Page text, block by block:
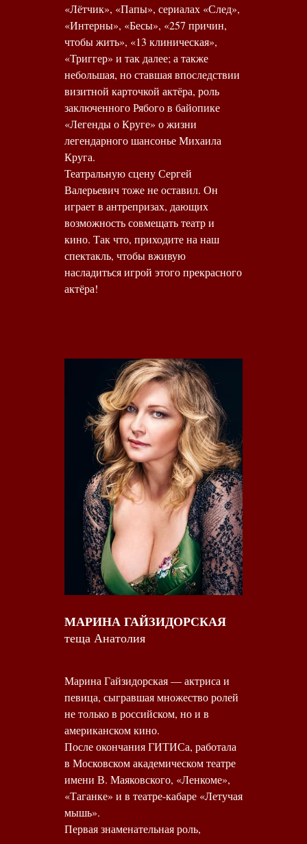
«Лётчик», «Папы», сериалах «След»,
«Интерны», «Бесы», «257 причин,
чтобы жить», «13 клиническая»,
«Триггер» и так далее; а также
небольшая, но ставшая впоследствии
визитной карточкой актёра, роль
заключенного Рябого в байопике
«Легенды о Круге» о жизни
легендарного шансонье Михаила
Круга.
Театральную сцену Сергей
Валерьевич тоже не оставил. Он
играет в антрепризах, дающих
возможность совмещать театр и
кино. Так что, приходите на наш
спектакль, чтобы вживую
насладиться игрой этого прекрасного
актёра!
МАРИНА ГАЙЗИДОРСКАЯ
теща Анатолия
Марина Гайзидорская — актриса и
певица, сыгравшая множество ролей
не только в российском, но и в
американском кино.
После окончания ГИТИСа, работала
в Московском академическом театре
имени В. Маяковского, «Ленкоме»,
«Таганке» и в театре-кабаре «Летучая
мышь».
Первая знаменательная роль,